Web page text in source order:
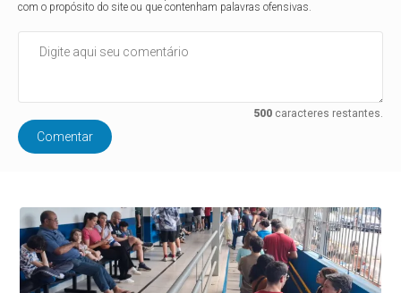
com o propósito do site ou que contenham palavras ofensivas.
500caracteres restantes.
Comentar